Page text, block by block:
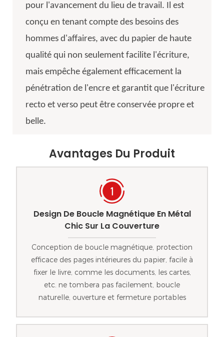
pour l'avancement du lieu de travail. Il est
conçu en tenant compte des besoins des
hommes d'affaires, avec du papier de haute
qualité qui non seulement facilite l'écriture,
mais empêche également efficacement la
pénétration de l'encre et garantit que l'écriture
recto et verso peut être conservée propre et
belle.
Avantages Du Produit
Design De Boucle Magnétique En Métal
Chic Sur La Couverture
Conception de boucle magnétique, protection
efficace des pages intérieures du papier, facile à
fixer le livre, comme les documents, les cartes,
etc. ne tombera pas facilement, boucle
naturelle, ouverture et fermeture portables